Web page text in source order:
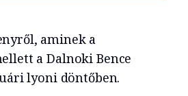
aminek a
a Dalnoki Bence
lyoni döntőben.